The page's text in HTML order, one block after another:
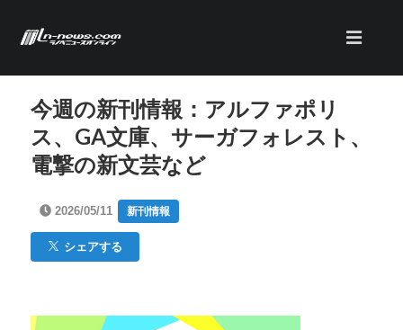
今週の新刊情報：アルファポリ
ス、GA文庫、サーガフォレスト、
電撃の新文芸など
2026/05/11 新刊情報
シェアする